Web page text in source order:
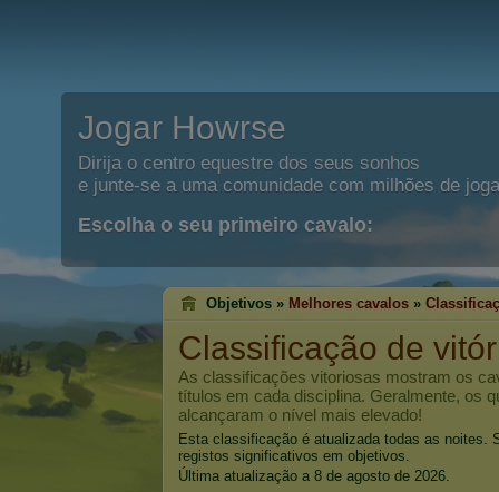
Jogar Howrse
Dirija o centro equestre dos seus sonhos
e junte-se a uma comunidade com milhões de
Escolha o seu primeiro cavalo:
Objetivos » Melhores cavalos »
Classificação de
As classificações vitoriosas mostram os
títulos em cada disciplina. Geralmente, os
alcançaram o nível mais elevado!
Esta classificação é atualizada todas as noites.
registos significativos em objetivos.
Última atualização a 8 de agosto de 2026.